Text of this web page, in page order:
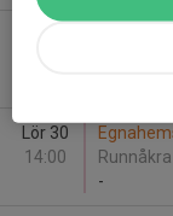
Lör 30
14:00
-